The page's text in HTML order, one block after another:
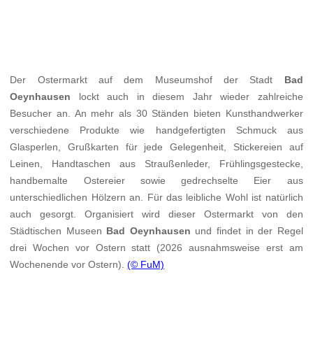
Der Ostermarkt auf dem Museumshof der Stadt Bad
Oeynhausen lockt auch in diesem Jahr wieder zahlreiche
Besucher an. An mehr als 30 Ständen bieten Kunsthandwerker
verschiedene Produkte wie handgefertigten Schmuck aus
Glasperlen, Grußkarten für jede Gelegenheit, Stickereien auf
Leinen, Handtaschen aus Straußenleder, Frühlingsgestecke,
handbemalte Ostereier sowie gedrechselte Eier aus
unterschiedlichen Hölzern an. Für das leibliche Wohl ist natürlich
auch gesorgt. Organisiert wird dieser Ostermarkt von den
Städtischen Museen Bad Oeynhausen und findet in der Regel
drei Wochen vor Ostern statt (2026 ausnahmsweise erst am
Wochenende vor Ostern).(© FuM)